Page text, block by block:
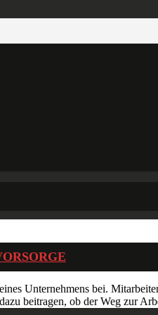
Unternehmens bei.
beitragen, ob der Weg zur